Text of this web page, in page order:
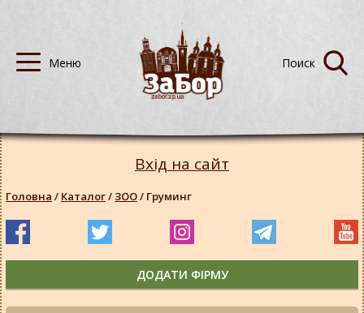
Вхід на сайт
Головна / Каталог/ ЗОО/ Груминг
ДОДАТИ ФІРМУ